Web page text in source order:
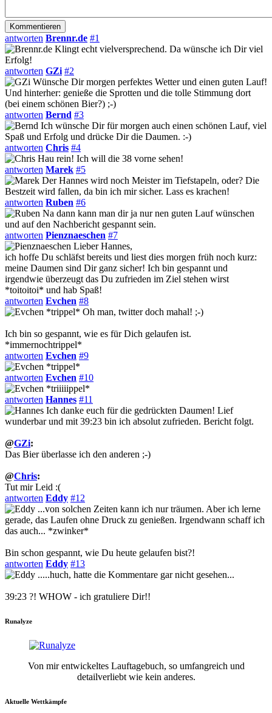
antworten Brennr.de #1
Klingt echt vielversprechend. Da wünsche ich Dir viel
Erfolg!
antworten GZi #2
Wünsche Dir morgen perfektes Wetter und einen guten Lauf!
Und hinterher: genieße die Sprotten und die tolle Stimmung dort
(bei einem schönen Bier?) ;-)
antworten Bernd #3
Ich wünsche Dir für morgen auch einen schönen Lauf, viel
Spaß und Erfolg und drücke Dir die Daumen. :-)
antworten Chris #4
Hau rein! Ich will die 38 vorne sehen!
antworten Marek #5
Der Hannes wird noch Meister im Tiefstapeln, oder? Die
Bestzeit wird fallen, da bin ich mir sicher. Lass es krachen!
antworten Ruben #6
Na dann kann man dir ja nur nen guten Lauf wünschen
und auf den Nachbericht gespannt sein.
antworten Pienznaeschen #7
Lieber Hannes,
ich hoffe Du schläfst bereits und liest dies morgen früh noch kurz:
meine Daumen sind Dir ganz sicher! Ich bin gespannt und
irgendwie überzeugt das Du zufrieden im Ziel stehen wirst
*toitoitoi* und hab Spaß!
antworten Evchen #8
*trippel* Oh man, twitter doch mahal! ;-)
Ich bin so gespannt, wie es für Dich gelaufen ist.
*immernochtrippel*
antworten Evchen #9
*trippel*
antworten Evchen #10
*triiiiippel*
antworten Hannes #11
Ich danke euch für die gedrückten Daumen! Lief
wunderbar und mit 39:23 bin ich absolut zufrieden. Bericht folgt.
@GZi:
Das Bier überlasse ich den anderen ;-)
@Chris:
Tut mir Leid :(
antworten Eddy #12
...von solchen Zeiten kann ich nur träumen. Aber ich lerne
gerade, das Laufen ohne Druck zu genießen. Irgendwann schaff ich
das auch... *zwinker*
Bin schon gespannt, wie Du heute gelaufen bist?!
antworten Eddy #13
.....huch, hatte die Kommentare gar nicht gesehen...
39:23 ?! WHOW - ich gratuliere Dir!!
Runalyze
Von mir entwickeltes Lauftagebuch, so umfangreich und
detailverliebt wie kein anderes.
Aktuelle Wettkämpfe